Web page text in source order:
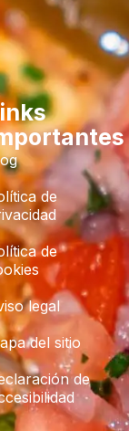
de
de
legal
del sitio
de